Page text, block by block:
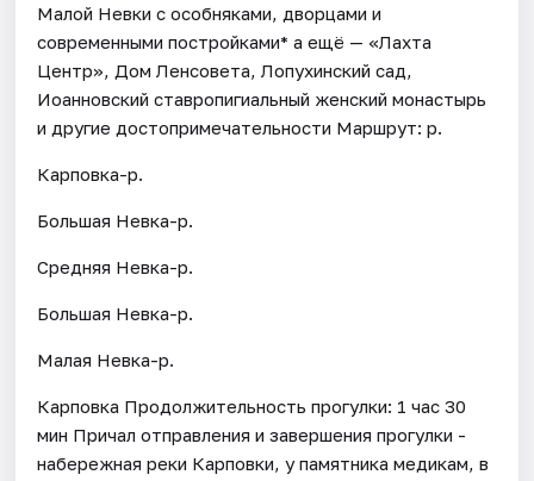
Малой Невки с особняками, дворцами и
современными постройками* а ещё — «Лахта
Центр», Дом Ленсовета, Лопухинский сад,
Иоанновский ставропигиальный женский монастырь
и другие достопримечательности Маршрут: р.
Карповка-р.
Большая Невка-р.
Средняя Невка-р.
Большая Невка-р.
Малая Невка-р.
Карповка Продолжительность прогулки: 1 час 30
мин Причал отправления и завершения прогулки -
набережная реки Карповки, у памятника медикам, в